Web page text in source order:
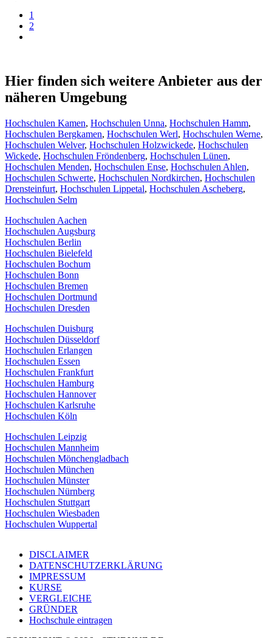
1
2
Hier finden sich weitere Anbieter aus der
näheren Umgebung
Hochschulen Kamen, Hochschulen Unna, Hochschulen Hamm,
Hochschulen Bergkamen, Hochschulen Werl, Hochschulen Werne,
Hochschulen Welver, Hochschulen Holzwickede, Hochschulen
Wickede, Hochschulen Fröndenberg, Hochschulen Lünen,
Hochschulen Menden, Hochschulen Ense, Hochschulen Ahlen,
Hochschulen Schwerte, Hochschulen Nordkirchen, Hochschulen
Drensteinfurt, Hochschulen Lippetal, Hochschulen Ascheberg,
Hochschulen Selm
Hochschulen Aachen
Hochschulen Augsburg
Hochschulen Berlin
Hochschulen Bielefeld
Hochschulen Bochum
Hochschulen Bonn
Hochschulen Bremen
Hochschulen Dortmund
Hochschulen Dresden
Hochschulen Duisburg
Hochschulen Düsseldorf
Hochschulen Erlangen
Hochschulen Essen
Hochschulen Frankfurt
Hochschulen Hamburg
Hochschulen Hannover
Hochschulen Karlsruhe
Hochschulen Köln
Hochschulen Leipzig
Hochschulen Mannheim
Hochschulen Mönchengladbach
Hochschulen München
Hochschulen Münster
Hochschulen Nürnberg
Hochschulen Stuttgart
Hochschulen Wiesbaden
Hochschulen Wuppertal
DISCLAIMER
DATENSCHUTZERKLÄRUNG
IMPRESSUM
KURSE
VERGLEICHE
GRÜNDER
Hochschule eintragen